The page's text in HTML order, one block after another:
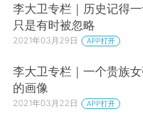
李大卫专栏｜历史记得一
只是有时被忽略
2021年03月29日 APP打开
李大卫专栏｜一个贵族
的画像
2021年03月22日 APP打开